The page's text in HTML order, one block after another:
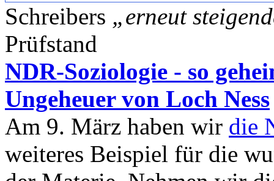
Schreibers „erneut
Prüfstand
NDR-Soziologie - so
Ungeheuer von Loch Ness
Am 9. März haben wir die
weiteres Beispiel für die